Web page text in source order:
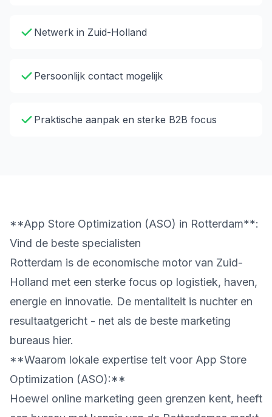
Netwerk in Zuid-Holland
Persoonlijk contact mogelijk
Praktische aanpak en sterke B2B focus
**App Store Optimization (ASO) in Rotterdam**:
Vind de beste specialisten
Rotterdam is de economische motor van Zuid-
Holland met een sterke focus op logistiek, haven,
energie en innovatie. De mentaliteit is nuchter en
resultaatgericht - net als de beste marketing
bureaus hier.
**Waarom lokale expertise telt voor App Store
Optimization (ASO):**
Hoewel online marketing geen grenzen kent, heeft